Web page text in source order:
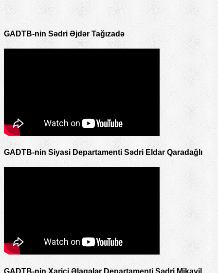
GADTB-nin Sədri Əjdər Tağızadə
GADTB-nin Siyasi Departamenti Sədri Eldar Qaradağlı
GADTB-nin Xarici Əlaqələr Departamenti Sədri Mikayil